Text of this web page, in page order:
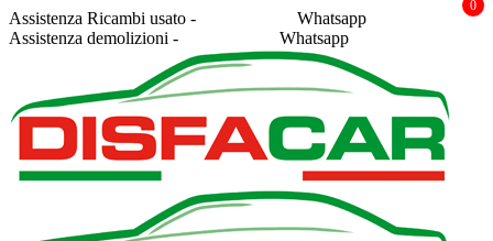
Assistenza Ricambi usato -
Whatsapp
Assistenza demolizioni -
Whatsapp
0